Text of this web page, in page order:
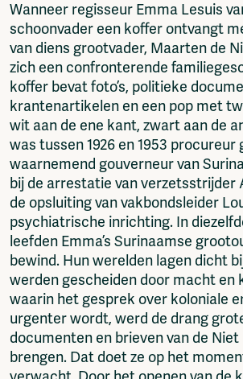
Wanneer regisseur Emma Lesuis
schoonvader een koffer ontvangt
van diens grootvader, Maarten de
zich een confronterende
koffer bevat foto’s, politieke
krantenartikelen en een pop met
wit aan de ene kant, zwart aan de
was tussen 1926 en 1953 procureur
waarnemend gouverneur van
bij de arrestatie van verzetsstrijder
de opsluiting van vakbondsleider
psychiatrische inrichting. In
leefden Emma’s Surinaamse
bewind. Hun werelden lagen dicht
werden gescheiden door macht en
waarin het gesprek over koloniale
urgenter wordt, werd de drang
documenten en brieven van de
brengen. Dat doet ze op het